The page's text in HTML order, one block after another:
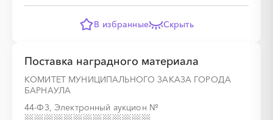
В избранные Скрыть
Поставка наградного материала
КОМИТЕТ МУНИЦИПАЛЬНОГО ЗАКАЗА ГОРОДА
БАРНАУЛА
44-ФЗ, Электронный аукцион №
░░░ ░░ ░░░░ ░░